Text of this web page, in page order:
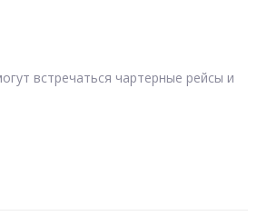
встречаться чартерные рейсы и